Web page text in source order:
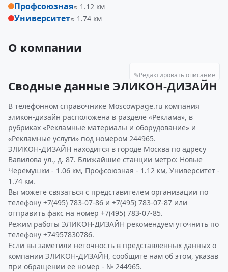
Профсоюзная≈ 1.12 км
Университет≈ 1.74 км
О компании
✎Редактировать описание
Сводные данные ЭЛИКОН-ДИЗАЙН
В телефонном справочнике Moscowpage.ru компания
эликон-дизайн расположена в разделе «Реклама», в
рубриках «Рекламные материалы и оборудование» и
«Рекламные услуги» под номером 244965.
ЭЛИКОН-ДИЗАЙН находится в городе Москва по адресу
Вавилова ул., д. 87. Ближайшие станции метро: Новые
Черёмушки - 1.06 км, Профсоюзная - 1.12 км, Университет -
1.74 км.
Вы можете связаться с представителем организации по
телефону +7(495) 783-07-86 и +7(495) 783-07-87 или
отправить факс на номер +7(495) 783-07-85.
Режим работы ЭЛИКОН-ДИЗАЙН рекомендуем уточнить по
телефону +74957830786.
Если вы заметили неточность в представленных данных о
компании ЭЛИКОН-ДИЗАЙН, сообщите нам об этом, указав
при обращении ее номер - № 244965.